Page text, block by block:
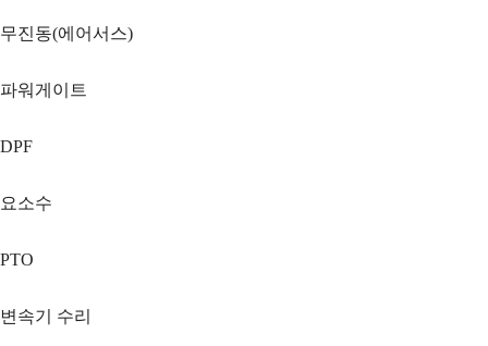
무진동(에어서스)
파워게이트
DPF
요소수
PTO
변속기 수리